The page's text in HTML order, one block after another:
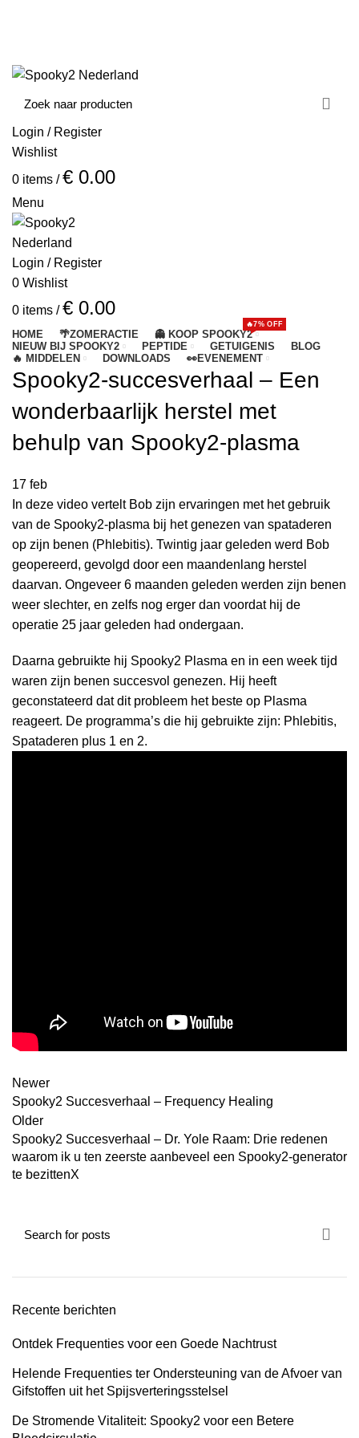
Login / Register
Wishlist
0 items / € 0.00
Menu
Login / Register
0 Wishlist
0 items / € 0.00
HOME 🌴ZOMERACTIE 👻 KOOP SPOOKY2
🔥7% OFF
NIEUW BIJ SPOOKY2 PEPTIDE GETUIGENIS
BLOG
🔥 MIDDELEN
DOWNLOADS 👀EVENEMENT
Spooky2-succesverhaal – Een
wonderbaarlijk herstel met
behulp van Spooky2-plasma
17 feb
In deze video vertelt Bob zijn ervaringen met het gebruik
van de Spooky2-plasma bij het genezen van spataderen
op zijn benen (Phlebitis). Twintig jaar geleden werd Bob
geopereerd, gevolgd door een maandenlang herstel
daarvan. Ongeveer 6 maanden geleden werden zijn benen
weer slechter, en zelfs nog erger dan voordat hij de
operatie 25 jaar geleden had ondergaan.
Daarna gebruikte hij Spooky2 Plasma en in een week tijd
waren zijn benen succesvol genezen. Hij heeft
geconstateerd dat dit probleem het beste op Plasma
reageert. De programma’s die hij gebruikte zijn: Phlebitis,
Spataderen plus 1 en 2.
Newer
Spooky2 Succesverhaal – Frequency Healing
Older
Spooky2 Succesverhaal – Dr. Yole Raam: Drie redenen
waarom ik u ten zeerste aanbeveel een Spooky2-generator
te bezittenX
Recente berichten
Ontdek Frequenties voor een Goede Nachtrust
Helende Frequenties ter Ondersteuning van de Afvoer van
Gifstoffen uit het Spijsverteringsstelsel
De Stromende Vitaliteit: Spooky2 voor een Betere